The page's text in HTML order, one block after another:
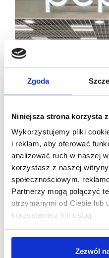
Zgoda
Niniejsza strona korzysta
Wykorzystujemy pliki
i reklam, aby oferować
analizować ruch w naszej
korzystasz z naszej
społecznościowym,
Partnerzy mogą połączyć
otrzymanymi od Ciebie lub
korzystania z ich usług.
Zezwól
19/04/2024 ESG
Pepco konsekwentnie
W najnowszym wydaniu
Odpowiedzialnego Biznesu
wyróżniona za swoje
odpowiedzialności